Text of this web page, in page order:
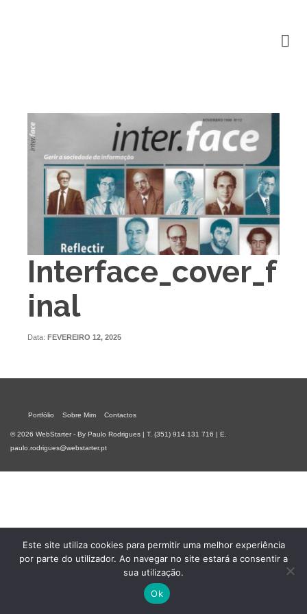
Interface_cover_f
inal
Data: FEVEREIRO 12, 2025
Portfólio Sobre Mim Contactos
© 2026 WebStarter - By Paulo Rodrigues | T. (351) 914 131 716 | E.
paulo.rodrigues@webstarter.pt
Este site utiliza cookies para permitir uma melhor experiência
por parte do utilizador. Ao navegar no site estará a consentir a
sua utilização.
Ok